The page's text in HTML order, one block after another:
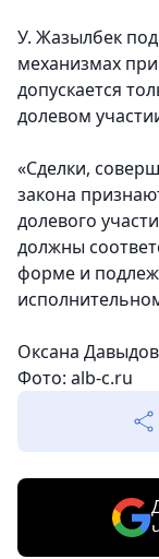
У. Жазылбек
механизмах
допускается
долевом
«Сделки,
закона
долевого
должны
форме и
Оксана
Фото: alb-c.ru